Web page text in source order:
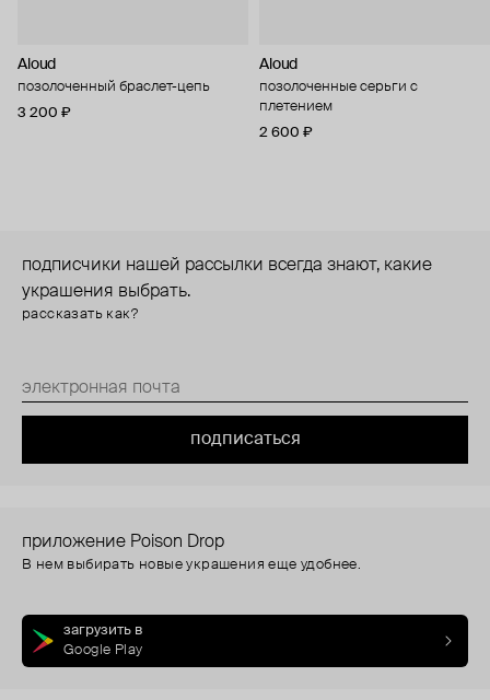
Aloud
позолоченный браслет-цепь
3 200 ₽
Aloud
позолоченные серьги с
плетением
2 600 ₽
подписчики нашей рассылки всегда знают, какие
украшения выбрать.
рассказать как?
подписаться
приложение Poison Drop
В нем выбирать новые украшения еще удобнее.
загрузить в
Google Play